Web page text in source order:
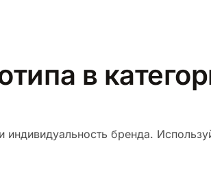
в
бренда.